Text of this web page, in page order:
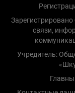
связи,
Учредитель: